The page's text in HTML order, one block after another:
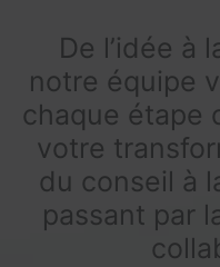
De l’idée à
notre équipe
chaque étape
votre
du conseil à
passant par